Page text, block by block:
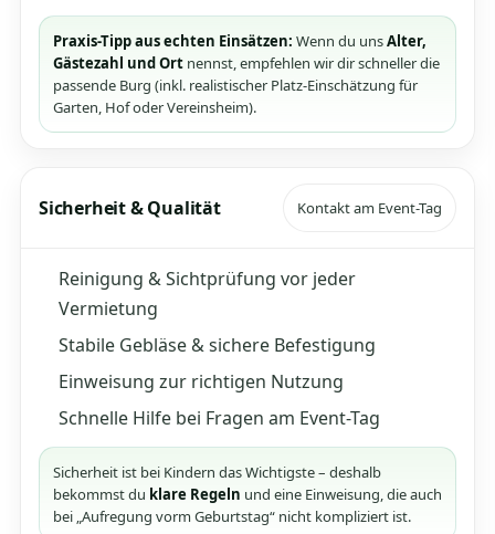
Praxis-Tipp aus echten Einsätzen: Wenn du unsAlter,
Gästezahl und Ort nennst, empfehlen wir dir schneller die
passende Burg (inkl. realistischer Platz-Einschätzung für
Garten, Hof oder Vereinsheim).
Sicherheit & Qualität Kontakt am Event-Tag
Reinigung & Sichtprüfung vor jeder
Vermietung
Stabile Gebläse & sichere Befestigung
Einweisung zur richtigen Nutzung
Schnelle Hilfe bei Fragen am Event-Tag
Sicherheit ist bei Kindern das Wichtigste – deshalb
bekommst du klare Regeln und eine Einweisung, die auch
bei „Aufregung vorm Geburtstag“ nicht kompliziert ist.